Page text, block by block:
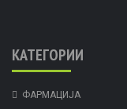
КАТЕГОРИИ
ФАРМАЦИЈА